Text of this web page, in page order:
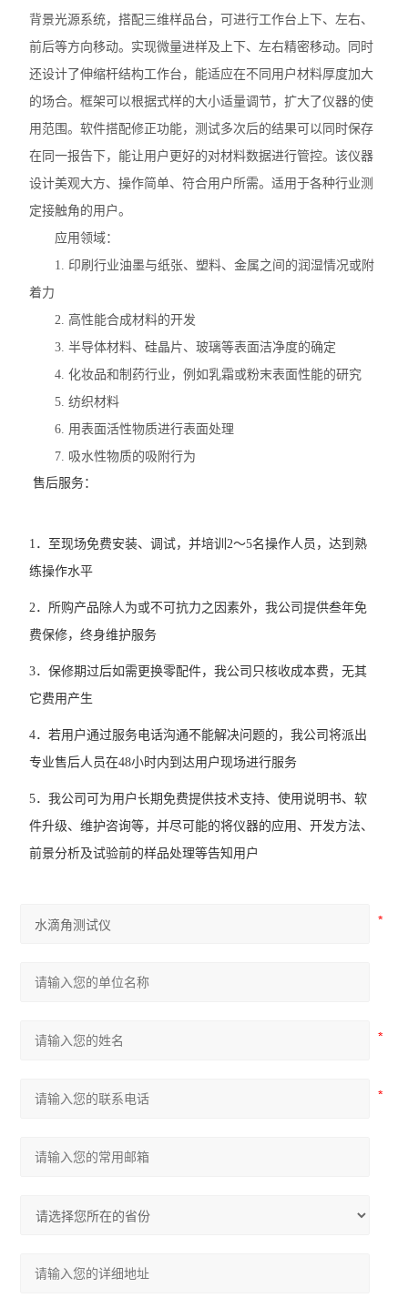
背景光源系统，搭配三维样品台，可进行工作台上下、左右、
前后等方向移动。实现微量进样及上下、左右精密移动。同时
还设计了伸缩杆结构工作台，能适应在不同用户材料厚度加大
的场合。框架可以根据式样的大小适量调节，扩大了仪器的使
用范围。软件搭配修正功能，测试多次后的结果可以同时保存
在同一报告下，能让用户更好的对材料数据进行管控。该仪器
设计美观大方、操作简单、符合用户所需。适用于各种行业测
定接触角的用户。
应用领域：
1. 印刷行业油墨与纸张、塑料、金属之间的润湿情况或附
着力
2. 高性能合成材料的开发
3. 半导体材料、硅晶片、玻璃等表面洁净度的确定
4. 化妆品和制药行业，例如乳霜或粉末表面性能的研究
5. 纺织材料
6. 用表面活性物质进行表面处理
7. 吸水性物质的吸附行为
售后服务：
1．至现场免费安装、调试，并培训2～5名操作人员，达到熟
练操作水平
2．所购产品除人为或不可抗力之因素外，我公司提供叁年免
费保修，终身维护服务
3．保修期过后如需更换零配件，我公司只核收成本费，无其
它费用产生
4．若用户通过服务电话沟通不能解决问题的，我公司将派出
专业售后人员在48小时内到达用户现场进行服务
5．我公司可为用户长期免费提供技术支持、使用说明书、软
件升级、维护咨询等，并尽可能的将仪器的应用、开发方法、
前景分析及试验前的样品处理等告知用户